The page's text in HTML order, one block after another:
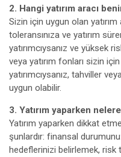
2. Hangi yatırım aracı
Sizin için uygun olan
toleransınıza ve yatırım
yatırımcıysanız ve yüksek
veya yatırım fonları sizin
yatırımcıysanız, tahviller
uygun olabilir.
3. Yatırım yaparken
Yatırım yaparken dikkat
şunlardır: finansal
hedeflerinizi belirlemek, risk